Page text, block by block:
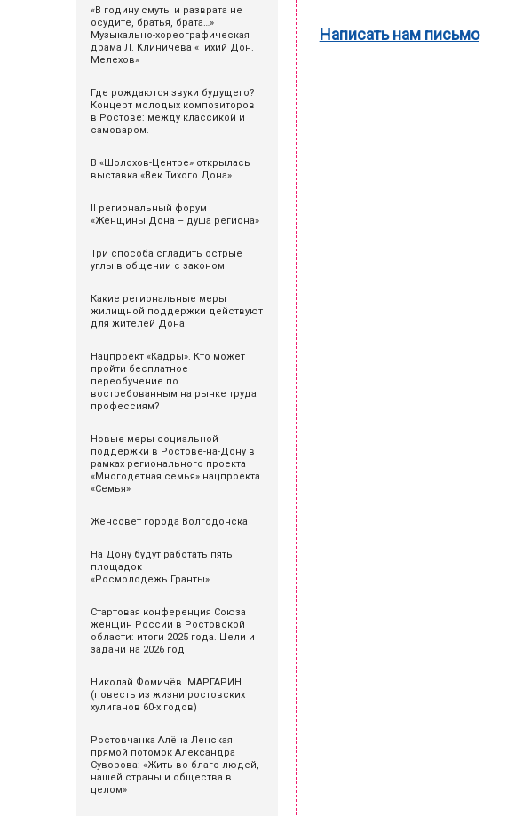
«В годину смуты и разврата не
осудите, братья, брата…»
Музыкально-хореографическая
драма Л. Клиничева «Тихий Дон.
Мелехов»
Где рождаются звуки будущего?
Концерт молодых композиторов
в Ростове: между классикой и
самоваром.
В «Шолохов-Центре» открылась
выставка «Век Тихого Дона»
II региональный форум
«Женщины Дона – душа региона»
Три способа сгладить острые
углы в общении с законом
Какие региональные меры
жилищной поддержки действуют
для жителей Дона
Нацпроект «Кадры». Кто может
пройти бесплатное
переобучение по
востребованным на рынке труда
профессиям?
Новые меры социальной
поддержки в Ростове-на-Дону в
рамках регионального проекта
«Многодетная семья» нацпроекта
«Семья»
Женсовет города Волгодонска
На Дону будут работать пять
площадок
«Росмолодежь.Гранты»
Стартовая конференция Союза
женщин России в Ростовской
области: итоги 2025 года. Цели и
задачи на 2026 год
Николай Фомичёв. МАРГАРИН
(повесть из жизни ростовских
хулиганов 60-х годов)
Ростовчанка Алёна Ленская
прямой потомок Александра
Суворова: «Жить во благо людей,
нашей страны и общества в
целом»
Написать нам письмо